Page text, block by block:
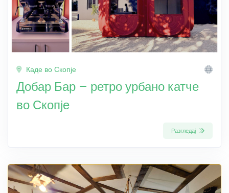
Каде во Скопје
Добар Бар – ретро урбано катче
во Скопје
Разгледај